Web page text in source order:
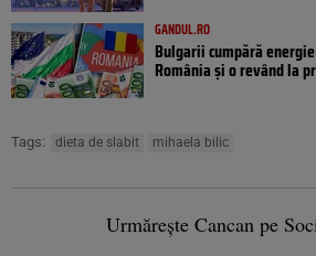
GANDUL.RO
Bulgarii cumpără
România și o revând la
Tags: dieta de slabit mihaela bilic
Urmărește Cancan pe